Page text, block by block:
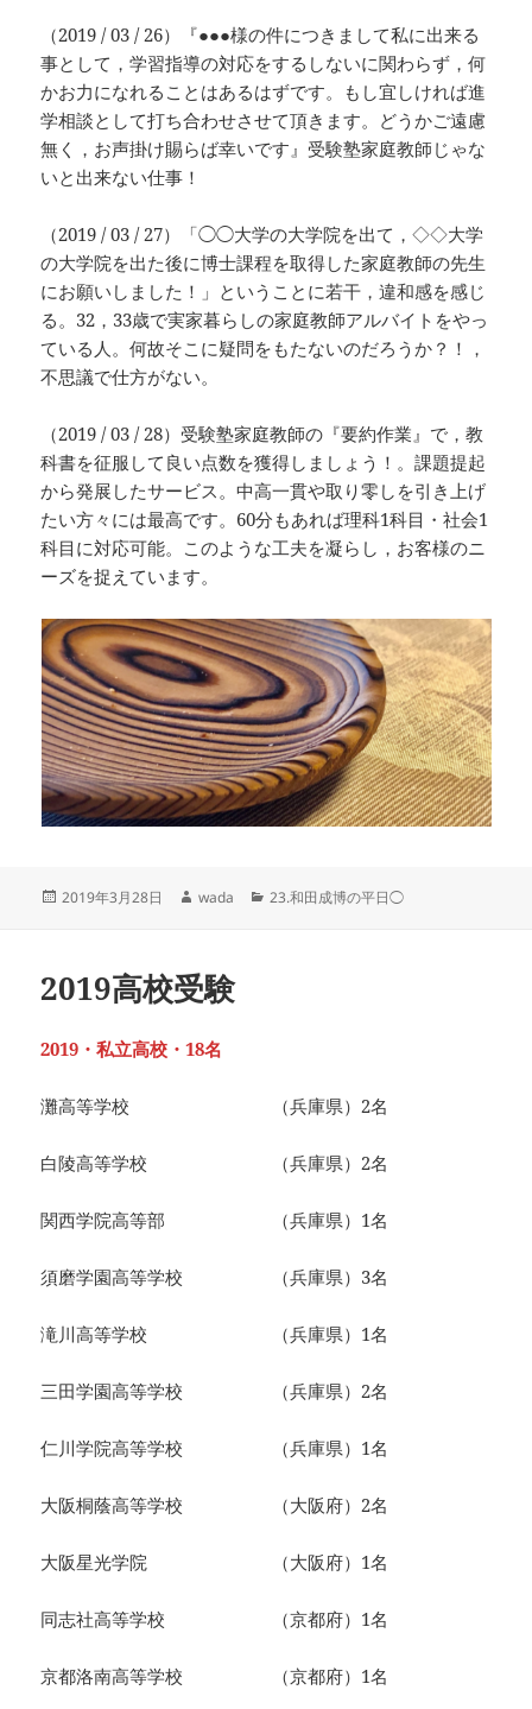
（2019 / 03 / 26）『●●●様の件につきまして私に出来る
事として，学習指導の対応をするしないに関わらず，何
かお力になれることはあるはずです。もし宜しければ進
学相談として打ち合わせさせて頂きます。どうかご遠慮
無く，お声掛け賜らば幸いです』受験塾家庭教師じゃな
いと出来ない仕事！
（2019 / 03 / 27）「◯◯大学の大学院を出て，◇◇大学
の大学院を出た後に博士課程を取得した家庭教師の先生
にお願いしました！」ということに若干，違和感を感じ
る。32，33歳で実家暮らしの家庭教師アルバイトをやっ
ている人。何故そこに疑問をもたないのだろうか？！，
不思議で仕方がない。
（2019 / 03 / 28）受験塾家庭教師の『要約作業』で，教
科書を征服して良い点数を獲得しましょう！。課題提起
から発展したサービス。中高一貫や取り零しを引き上げ
たい方々には最高です。60分もあれば理科1科目・社会1
科目に対応可能。このような工夫を凝らし，お客様のニ
ーズを捉えています。
投
2019年3月28日
作
wada
カ
23.和田成博の平日◯
2019高校受験
2019・私立高校・18名
灘高等学校 （兵庫県）2名
白陵高等学校 （兵庫県）2名
関西学院高等部 （兵庫県）1名
須磨学園高等学校 （兵庫県）3名
滝川高等学校 （兵庫県）1名
三田学園高等学校 （兵庫県）2名
仁川学院高等学校 （兵庫県）1名
大阪桐蔭高等学校 （大阪府）2名
大阪星光学院 （大阪府）1名
同志社高等学校 （京都府）1名
京都洛南高等学校 （京都府）1名